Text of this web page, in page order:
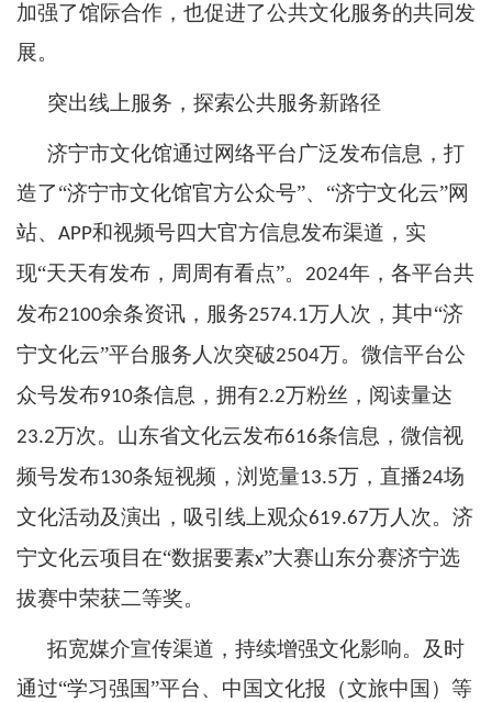
加强了馆际合作，也促进了公共文化服务的共同发
展。
突出线上服务，探索公共服务新路径
济宁市文化馆通过网络平台广泛发布信息，打
造了“济宁市文化馆官方公众号”、“济宁文化云”网
站、 APP和视频号四大官方信息发布渠道，实
现“天天有发布，周周有看点”。 2024年，各平台共
发布2100余条资讯，服务2574.1万人次，其中“济
宁文化云”平台服务人次突破2504万。微信平台公
众号发布910条信息，拥有2.2万粉丝，阅读量达
23.2万次。山东省文化云发布616条信息，微信视
频号发布130条短视频，浏览量13.5万，直播24场
文化活动及演出，吸引线上观众619.67万人次。济
宁文化云项目在“数据要素x”大赛山东分赛济宁选
拔赛中荣获二等奖。
拓宽媒介宣传渠道，持续增强文化影响。及时
通过“学习强国”平台、中国文化报（文旅中国）等